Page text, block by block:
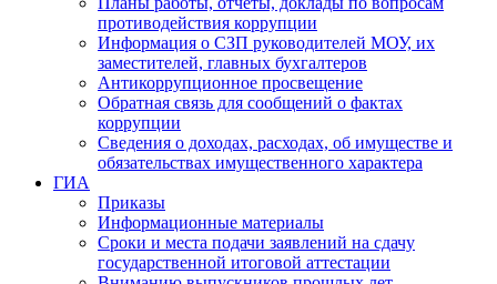
противодействия коррупции
Информация о СЗП руководителей МОУ, их
заместителей, главных бухгалтеров
Антикоррупционное просвещение
Обратная связь для сообщений о фактах
коррупции
Сведения о доходах, расходах, об имуществе и
обязательствах имущественного характера
ГИА
Приказы
Информационные материалы
Сроки и места подачи заявлений на сдачу
государственной итоговой аттестации